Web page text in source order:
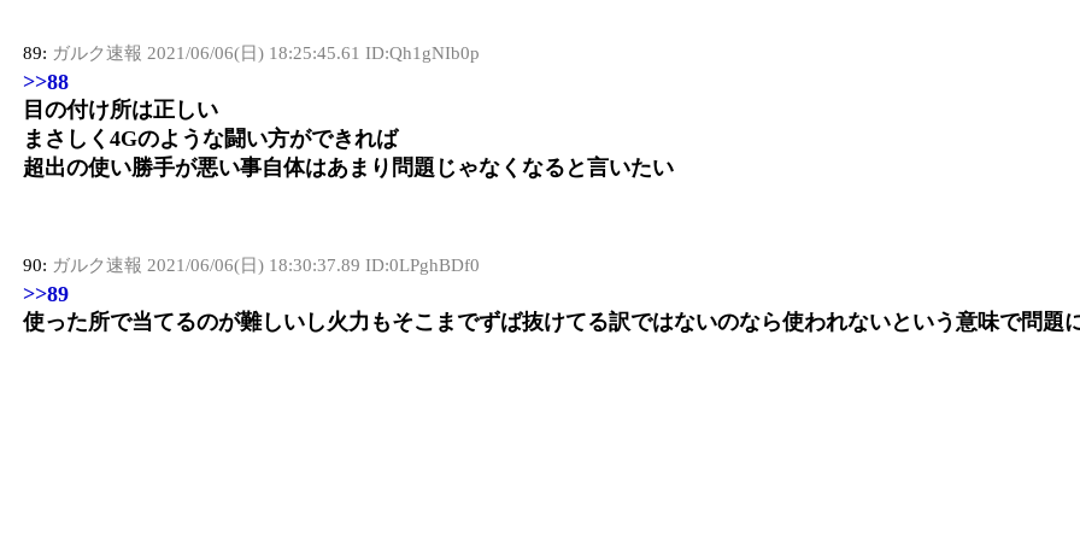
89: ガルク速報 2021/06/06(日) 18:25:45.61 ID:Qh1gNIb0p
>>88
目の付け所は正しい
まさしく4Gのような闘い方ができれば
超出の使い勝手が悪い事自体はあまり問題じゃなくなると言いたい
90: ガルク速報 2021/06/06(日) 18:30:37.89 ID:0LPghBDf0
>>89
使った所で当てるのが難しいし火力もそこまでずば抜けてる訳ではないのなら使われないという意味で問題